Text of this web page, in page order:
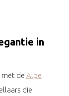
in
met de Alpe
die